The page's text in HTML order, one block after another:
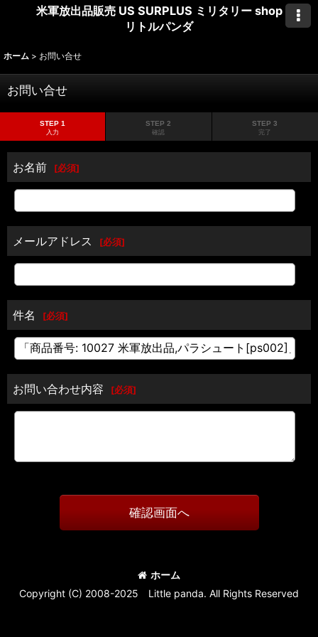
米軍放出品販売 US SURPLUS ミリタリー shop
リトルパンダ
ホーム > お問い合せ
お問い合せ
STEP 1
入力
STEP 2
確認
STEP 3
完了
お名前 [必須]
メールアドレス [必須]
件名 [必須]
お問い合わせ内容 [必須]
確認画面へ
ホーム
Copyright (C) 2008-2025 Little panda. All Rights Reserved